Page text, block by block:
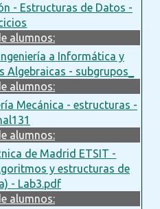
- Estructuras de Datos -
alumnos:
a Informática y
- subgrupos_
alumnos:
Mecánica - estructuras -
alumnos:
de Madrid ETSIT -
y estructuras de
- Lab3.pdf
alumnos: